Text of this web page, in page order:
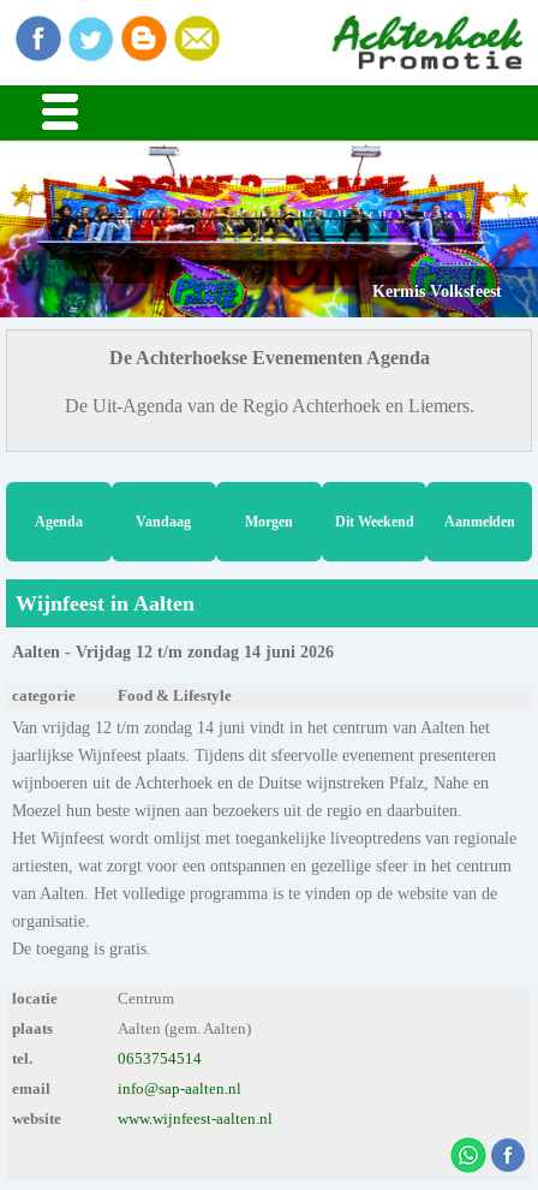
Kermis Volksfeest
De Achterhoekse Evenementen Agenda
De Uit-Agenda van de Regio Achterhoek en Liemers.
Agenda Vandaag Morgen Dit Weekend Aanmelden
Wijnfeest in Aalten
Aalten - Vrijdag 12 t/m zondag 14 juni 2026
categorie Food & Lifestyle
Van vrijdag 12 t/m zondag 14 juni vindt in het centrum van Aalten het
jaarlijkse Wijnfeest plaats. Tijdens dit sfeervolle evenement presenteren
wijnboeren uit de Achterhoek en de Duitse wijnstreken Pfalz, Nahe en
Moezel hun beste wijnen aan bezoekers uit de regio en daarbuiten.
Het Wijnfeest wordt omlijst met toegankelijke liveoptredens van regionale
artiesten, wat zorgt voor een ontspannen en gezellige sfeer in het centrum
van Aalten. Het volledige programma is te vinden op de website van de
organisatie.
De toegang is gratis.
locatie
Centrum
plaats
Aalten (gem. Aalten)
tel.
0653754514
email
info@sap-aalten.nl
website
www.wijnfeest-aalten.nl